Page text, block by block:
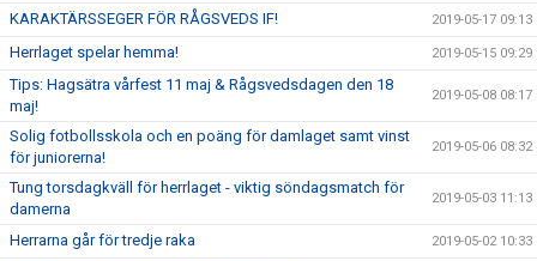
KARAKTÄRSSEGER FÖR RÅGSVEDS IF! 2019-05-17 09:13
Herrlaget spelar hemma! 2019-05-15 09:29
Tips: Hagsätra vårfest 11 maj & Rågsvedsdagen den 18
maj!
2019-05-08 08:17
Solig fotbollsskola och en poäng för damlaget samt vinst
för juniorerna!
2019-05-06 08:32
Tung torsdagkväll för herrlaget - viktig söndagsmatch för
damerna
2019-05-03 11:13
Herrarna går för tredje raka 2019-05-02 10:33